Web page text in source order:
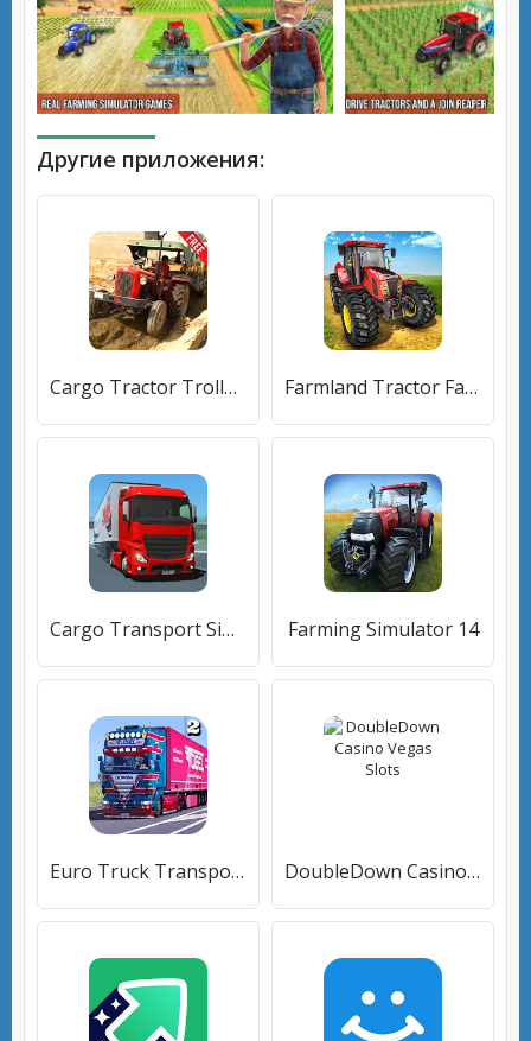
Другие приложения:
Cargo Tractor Trolley Simulator Farming Gams 2021 Farmland Tractor Farming - New Tractor Games 2021
Cargo Transport Simulator Farming Simulator 14
Euro Truck Transport Simulator 2: Cargo Truck Game DoubleDown Casino Vegas Slots